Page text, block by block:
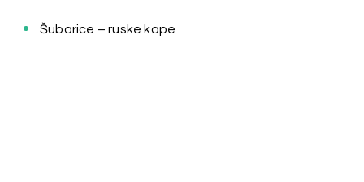
Šubarice – ruske kape